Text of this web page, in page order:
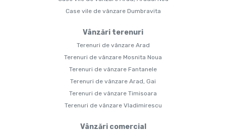
Case vile de vânzare Dumbravita
Vânzări terenuri
Terenuri de vânzare Arad
Terenuri de vânzare Mosnita Noua
Terenuri de vânzare Fantanele
Terenuri de vânzare Arad, Gai
Terenuri de vânzare Timisoara
Terenuri de vânzare Vladimirescu
Vânzări comercial